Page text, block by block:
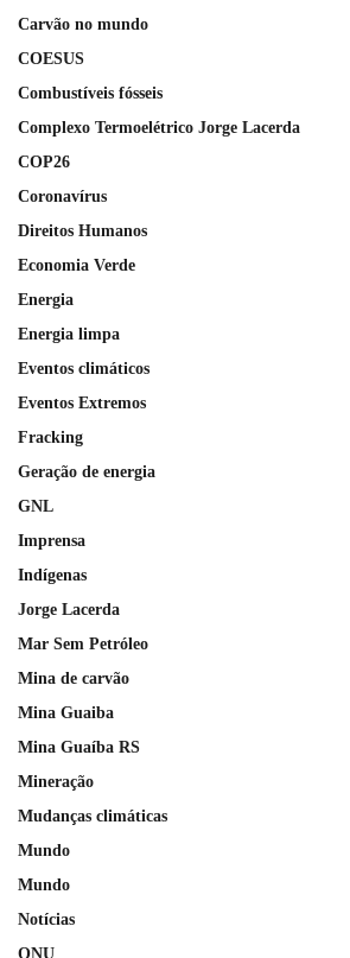
Carvão no mundo
COESUS
Combustíveis fósseis
Complexo Termoelétrico Jorge Lacerda
COP26
Coronavírus
Direitos Humanos
Economia Verde
Energia
Energia limpa
Eventos climáticos
Eventos Extremos
Fracking
Geração de energia
GNL
Imprensa
Indígenas
Jorge Lacerda
Mar Sem Petróleo
Mina de carvão
Mina Guaiba
Mina Guaíba RS
Mineração
Mudanças climáticas
Mundo
Mundo
Notícias
ONU